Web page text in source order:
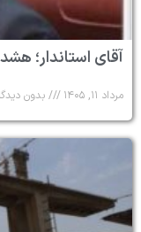
آقای استاندار؛
مرداد ۱۱, ۱۴۰۵ بدون